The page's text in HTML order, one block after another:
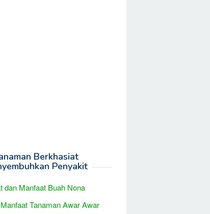
Berkhasiat
Penyakit
dan Manfaat Buah Nona
Tanaman Awar Awar